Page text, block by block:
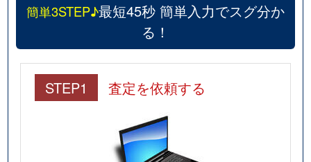
簡単3STEP♪最短45秒 簡単入力でスグ分か
る！
STEP1 査定を依頼する